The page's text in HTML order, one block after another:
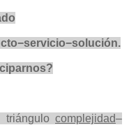
triángulo complejidad–